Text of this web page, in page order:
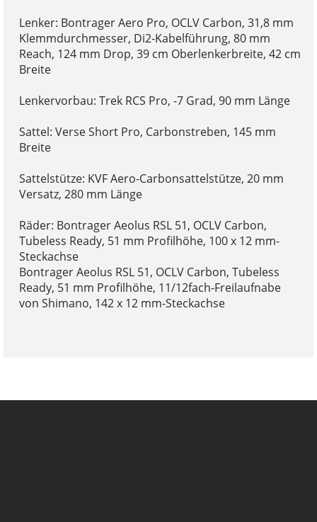
Lenker: Bontrager Aero Pro, OCLV Carbon, 31,8 mm
Klemmdurchmesser, Di2-Kabelführung, 80 mm
Reach, 124 mm Drop, 39 cm Oberlenkerbreite, 42 cm
Breite
Lenkervorbau: Trek RCS Pro, -7 Grad, 90 mm Länge
Sattel: Verse Short Pro, Carbonstreben, 145 mm
Breite
Sattelstütze: KVF Aero-Carbonsattelstütze, 20 mm
Versatz, 280 mm Länge
Räder: Bontrager Aeolus RSL 51, OCLV Carbon,
Tubeless Ready, 51 mm Profilhöhe, 100 x 12 mm-
Steckachse
Bontrager Aeolus RSL 51, OCLV Carbon, Tubeless
Ready, 51 mm Profilhöhe, 11/12fach-Freilaufnabe
von Shimano, 142 x 12 mm-Steckachse